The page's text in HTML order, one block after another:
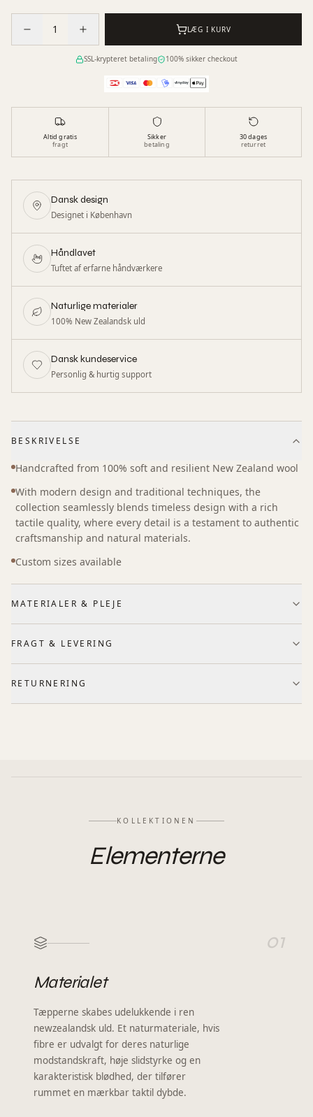
Antal:
1 LÆG I KURV
SSL-krypteret betaling 100% sikker checkout
Altid gratis
fragt
Sikker
betaling
30 dages
returret
Dansk design
Designet i København
Håndlavet
Tuftet af erfarne håndværkere
Naturlige materialer
100% New Zealandsk uld
Dansk kundeservice
Personlig & hurtig support
BESKRIVELSE
Handcrafted from 100% soft and resilient New Zealand wool
With modern design and traditional techniques, the
collection seamlessly blends timeless design with a rich
tactile quality, where every detail is a testament to authentic
craftsmanship and natural materials.
Custom sizes available
MATERIALER & PLEJE
FRAGT & LEVERING
RETURNERING
KOLLEKTIONEN
Elementerne
01
Materialet
Tæpperne skabes udelukkende i ren
newzealandsk uld. Et naturmateriale, hvis
fibre er udvalgt for deres naturlige
modstandskraft, høje slidstyrke og en
karakteristisk blødhed, der tilfører
rummet en mærkbar taktil dybde.